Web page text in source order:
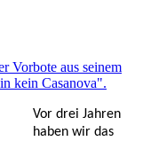
Vor drei Jahren
haben wir das